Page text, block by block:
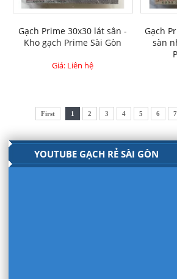
Gạch Prime 30x30 lát sân -
Kho gạch Prime Sài Gòn
Giá: Liên hệ
Gạch
sàn
First 1 2 3 4 5 6 7
YOUTUBE GẠCH RẺ SÀI GÒN